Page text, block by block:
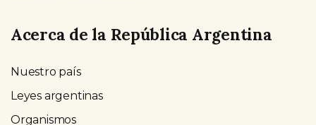
Acerca de la República Argentina
Nuestro país
Leyes argentinas
Organismos